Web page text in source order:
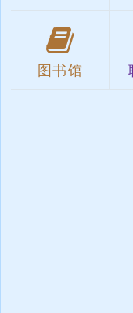
图书馆